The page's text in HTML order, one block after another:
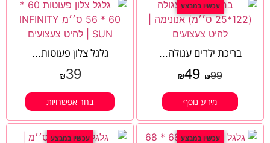
עכשיו במבצע
בריכת ילדים עגולה...
₪99
₪49
מידע נוסף
גלגל צלון פעוטות...
₪39
בחר אפשרויות
עכשיו במבצע עכשיו במבצע